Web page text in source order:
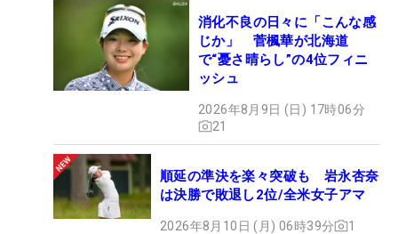
消化不良の日々に「こんな感
じか」 菅楓華が北海道
で“憂さ晴らし”の4位フィニ
ッシュ
2026年8月9日 (日) 17時06分
21
順延の準決を楽々突破も 岩永杏奈
は決勝で敗退し2位/全米女子アマ
2026年8月10日 (月) 06時39分 1